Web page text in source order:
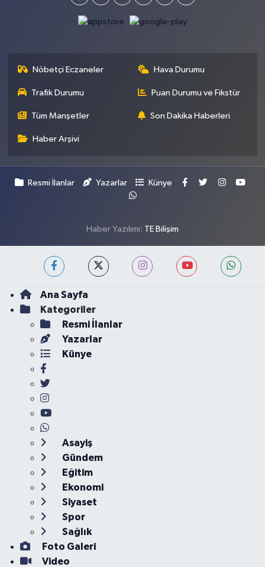
Nöbetçi Eczaneler Hava Durumu
Trafik Durumu Puan Durumu ve Fikstür
Tüm Manşetler Son Dakika Haberleri
Haber Arşivi
Resmi İlanlar Yazarlar Künye
Haber Yazılımı: TE Bilişim
Ana Sayfa
Kategoriler
Resmi İlanlar
Yazarlar
Künye
Asayiş
Gündem
Eğitim
Ekonomi
Siyaset
Spor
Sağlık
Foto Galeri
Video